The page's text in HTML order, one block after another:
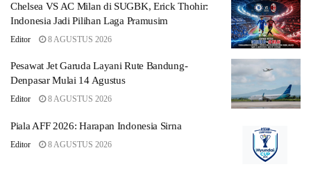
Chelsea VS AC Milan di SUGBK, Erick Thohir:
Indonesia Jadi Pilihan Laga Pramusim
Editor 8 AGUSTUS 2026
Pesawat Jet Garuda Layani Rute Bandung-
Denpasar Mulai 14 Agustus
Editor 8 AGUSTUS 2026
Piala AFF 2026: Harapan Indonesia Sirna
Editor 8 AGUSTUS 2026